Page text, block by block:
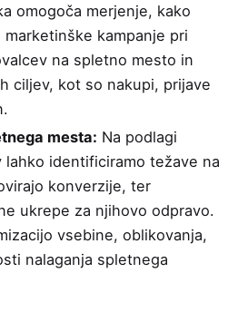
omogoča merjenje, kako
kampanje pri
na spletno mesto in
ciljev, kot so nakupi, prijave
mesta: Na podlagi
lahko identificiramo težave na
konverzije, ter
ukrepe za njihovo odpravo.
vsebine, oblikovanja,
nalaganja spletnega